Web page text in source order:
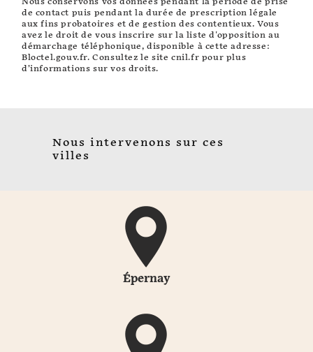
de contact puis pendant la durée de prescription légale
aux fins probatoires et de gestion des contentieux. Vous
avez le droit de vous inscrire sur la liste d'opposition au
démarchage téléphonique, disponible à cette adresse:
Bloctel.gouv.fr. Consultez le site cnil.fr pour plus
d’informations sur vos droits.
Nous intervenons sur ces
villes
Épernay